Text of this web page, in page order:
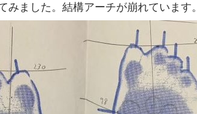
みました。結構アーチが崩れています。